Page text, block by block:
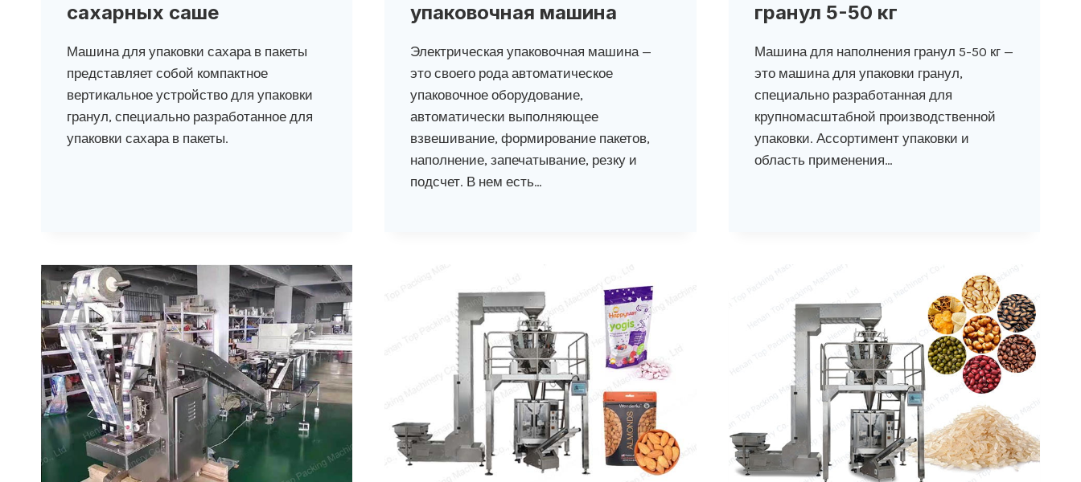
сахарных саше
Машина для упаковки сахара в пакеты
представляет собой компактное
вертикальное устройство для упаковки
гранул, специально разработанное для
упаковки сахара в пакеты.
упаковочная машина
Электрическая упаковочная машина —
это своего рода автоматическое
упаковочное оборудование,
автоматически выполняющее
взвешивание, формирование пакетов,
наполнение, запечатывание, резку и
подсчет. В нем есть…
гранул 5-50 кг
Машина для наполнения гранул 5-50 кг —
это машина для упаковки гранул,
специально разработанная для
крупномасштабной производственной
упаковки. Ассортимент упаковки и
область применения…